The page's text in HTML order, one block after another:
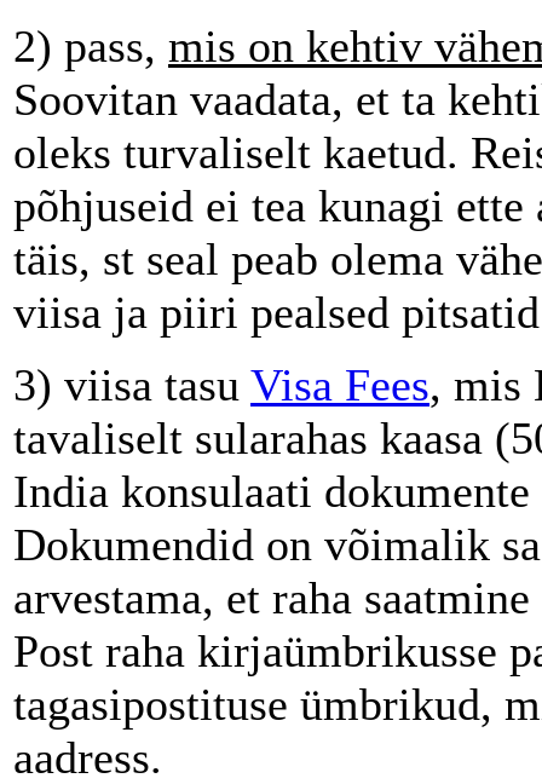
2) pass, mis on kehtiv
Soovitan vaadata, et ta
oleks turvaliselt kaetud.
põhjuseid ei tea kunagi
täis, st seal peab olema
viisa ja piiri pealsed
3) viisa tasu Visa Fees, mis
tavaliselt sularahas kaasa
India konsulaati
Dokumendid on võimalik
arvestama, et raha
Post raha kirjaümbrikusse
tagasipostituse ümbrikud,
aadress.